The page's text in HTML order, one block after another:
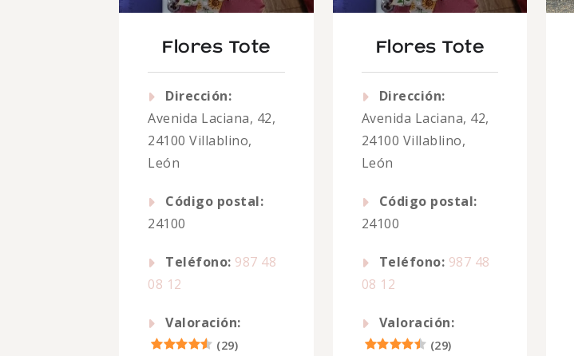
Flores Tote
Dirección:
Avenida Laciana, 42,
24100 Villablino,
León
Código postal:
24100
Teléfono: 987 48
08 12
Valoración:
(29)
Flores Tote
Dirección:
Avenida Laciana, 42,
24100 Villablino,
León
Código postal:
24100
Teléfono: 987 48
08 12
Valoración:
(29)